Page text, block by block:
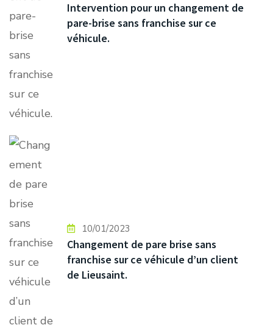
Intervention pour un changement de
pare-brise sans franchise sur ce
véhicule.
10/01/2023
Changement de pare brise sans
franchise sur ce véhicule d’un client
de Lieusaint.